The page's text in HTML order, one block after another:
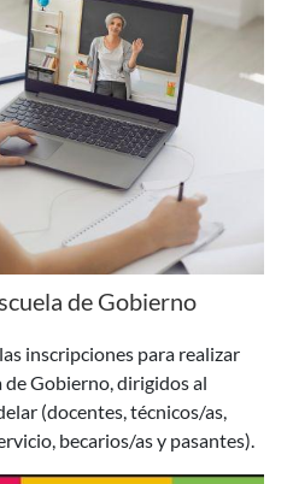
de Gobierno
inscripciones para realizar
de Gobierno, dirigidos al
(docentes, técnicos/as,
becarios/as y pasantes).